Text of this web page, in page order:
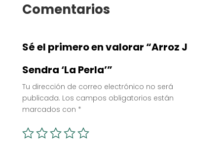
Comentarios
Sé el primero en valorar “Arroz J
Sendra ‘La Perla’”
Tu dirección de correo electrónico no será
publicada. Los campos obligatorios están
marcados con *